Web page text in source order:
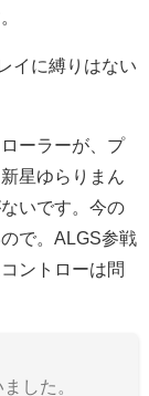
イに縛りはない
ーラーが、プ
星ゆらりまん
いです。今の
で。ALGS参戦
ントローは問
した。